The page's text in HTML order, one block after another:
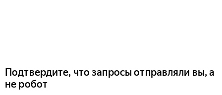
Подтвердите, что запросы отправляли вы, а
не робот